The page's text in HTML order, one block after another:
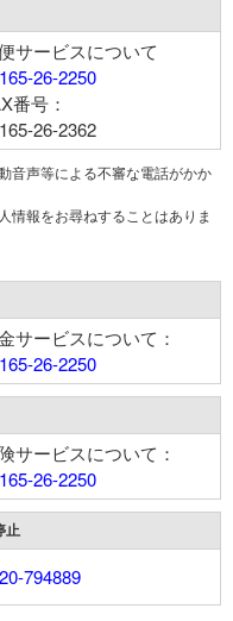
サービスについて
26-2250
番号：
26-2362
音声等による不審な電話がかか
情報をお尋ねすることはありま
サービスについて：
26-2250
サービスについて：
26-2250
止
794889